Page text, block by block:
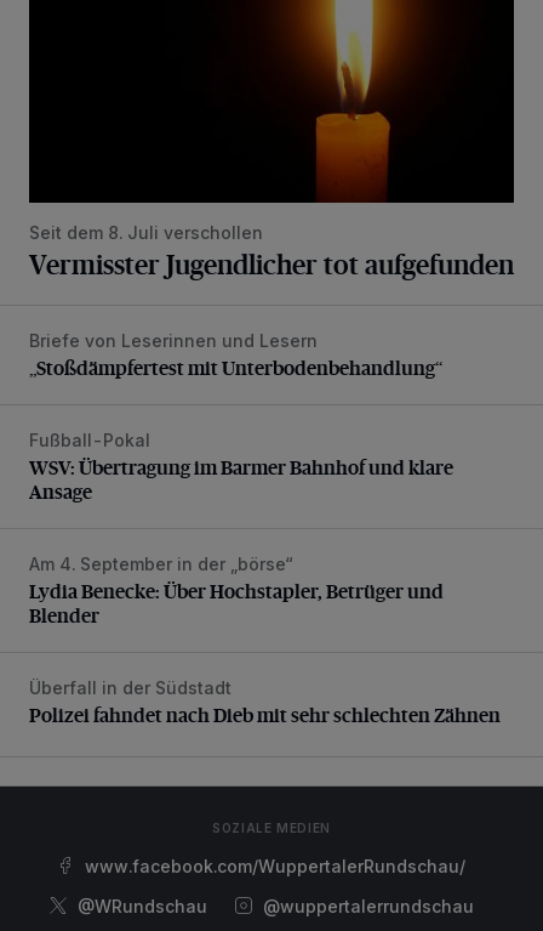
Seit dem 8. Juli verschollen
Vermisster Jugendlicher tot aufgefunden
„Stoßdämpfertest mit Unterbodenbehandlung“
Briefe von Leserinnen und Lesern
„Stoßdämpfertest mit Unterbodenbehandlung“
WSV: Übertragung im Barmer Bahnhof und klare Ansage
Fußball-Pokal
WSV: Übertragung im Barmer Bahnhof und klare
Ansage
Lydia Benecke: Über Hochstapler, Betrüger und Blender
Am 4. September in der „börse“
Lydia Benecke: Über Hochstapler, Betrüger und
Blender
Polizei fahndet nach Dieb mit sehr schlechten Zähnen
Überfall in der Südstadt
Polizei fahndet nach Dieb mit sehr schlechten Zähnen
SOZIALE MEDIEN
www.facebook.com/WuppertalerRundschau/
@WRundschau
@wuppertalerrundschau